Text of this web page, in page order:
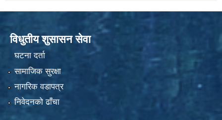
विधुतीय शुसासन सेवा
घटना दर्ता
सामाजिक सुरक्षा
नागरिक वडापत्र
निवेदनको ढाँचा